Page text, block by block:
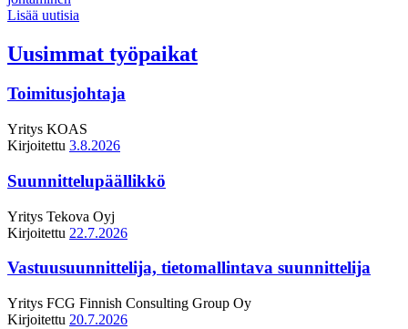
Lisää uutisia
Uusimmat työpaikat
Toimitusjohtaja
Yritys KOAS
Kirjoitettu 3.8.2026
Suunnittelupäällikkö
Yritys Tekova Oyj
Kirjoitettu 22.7.2026
Vastuusuunnittelija, tietomallintava suunnittelija
Yritys FCG Finnish Consulting Group Oy
Kirjoitettu 20.7.2026